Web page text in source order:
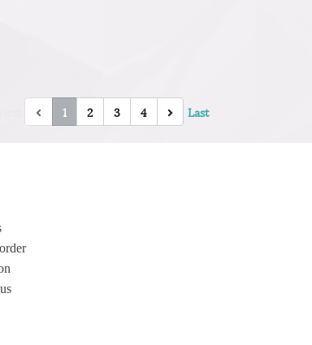
1 2 3 4 Last